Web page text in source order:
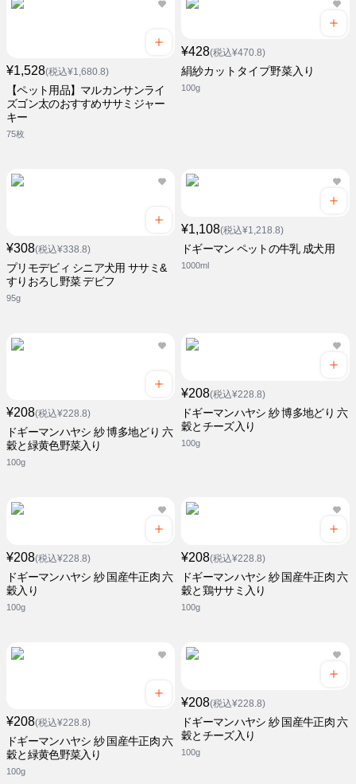
¥1,528(税込¥1,680.8)
【ペット用品】マルカンサンライ
ズゴン太のおすすめササミジャー
キー
75枚
¥428(税込¥470.8)
絹紗カットタイプ野菜入り
100g
¥308(税込¥338.8)
プリモデビィ シニア犬用 ササミ&
すりおろし野菜 デビフ
95g
¥1,108(税込¥1,218.8)
ドギーマン ペットの牛乳 成犬用
1000ml
¥208(税込¥228.8)
ドギーマンハヤシ 紗 博多地どり 六
穀と緑黄色野菜入り
100g
¥208(税込¥228.8)
ドギーマンハヤシ 紗 博多地どり 六
穀とチーズ入り
100g
¥208(税込¥228.8)
ドギーマンハヤシ 紗 国産牛正肉 六
穀入り
100g
¥208(税込¥228.8)
ドギーマンハヤシ 紗 国産牛正肉 六
穀と鶏ササミ入り
100g
¥208(税込¥228.8)
ドギーマンハヤシ 紗 国産牛正肉 六
穀と緑黄色野菜入り
100g
¥208(税込¥228.8)
ドギーマンハヤシ 紗 国産牛正肉 六
穀とチーズ入り
100g